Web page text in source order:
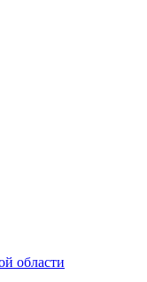
области